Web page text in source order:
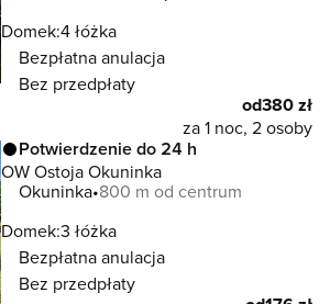
Domek:4 łóżka
Bezpłatna anulacja
Bez przedpłaty
od380 zł
za 1 noc, 2 osoby
Potwierdzenie do 24 h
OW Ostoja Okuninka
Okuninka 800 m od centrum
Domek:3 łóżka
Bezpłatna anulacja
Bez przedpłaty